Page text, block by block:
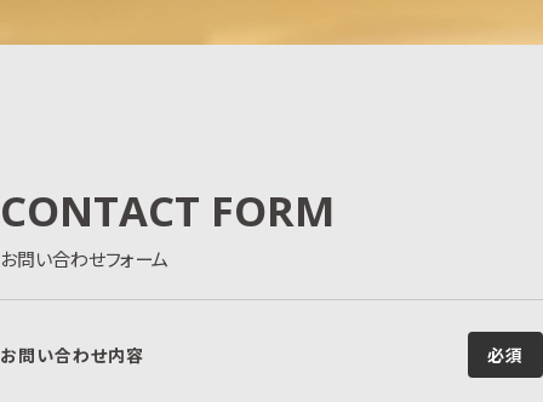
CONTACT FORM
お問い合わせフォーム
お問い合わせ内容 必須